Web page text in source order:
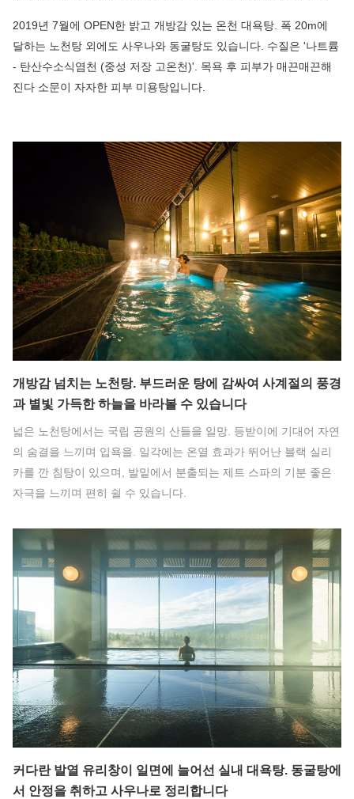
2019년 7월에 OPEN한 밝고 개방감 있는 온천 대욕탕. 폭 20m에
달하는 노천탕 외에도 사우나와 동굴탕도 있습니다. 수질은 '나트륨
- 탄산수소식염천 (중성 저장 고온천)'. 목욕 후 피부가 매끈매끈해
진다 소문이 자자한 피부 미용탕입니다.
개방감 넘치는 노천탕. 부드러운 탕에 감싸여 사계절의 풍경
과 별빛 가득한 하늘을 바라볼 수 있습니다
넓은 노천탕에서는 국립 공원의 산들을 일망. 등받이에 기대어 자연
의 숨결을 느끼며 입욕을. 일각에는 온열 효과가 뛰어난 블랙 실리
카를 깐 침탕이 있으며, 발밑에서 분출되는 제트 스파의 기분 좋은
자극을 느끼며 편히 쉴 수 있습니다.
커다란 발열 유리창이 일면에 늘어선 실내 대욕탕. 동굴탕에
서 안정을 취하고 사우나로 정리합니다